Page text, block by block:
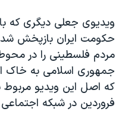
ویدیوی جعلی دیگری که
حکومت ایران بازپخش
مردم فلسطینی را در
جمهوری اسلامی به خاک
فروردین در شبکه